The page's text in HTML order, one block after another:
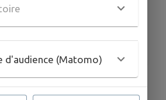
d'audience (Matomo)